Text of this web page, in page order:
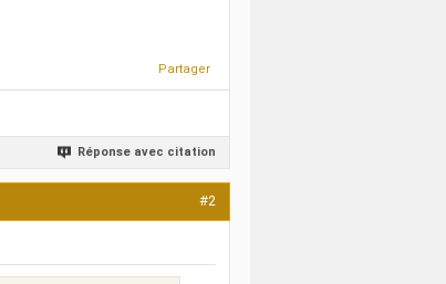
Partager
Réponse avec citation
#2